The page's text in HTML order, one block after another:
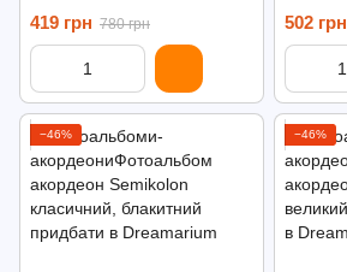
419 грн 780 грн 502 грн
−46% −46%